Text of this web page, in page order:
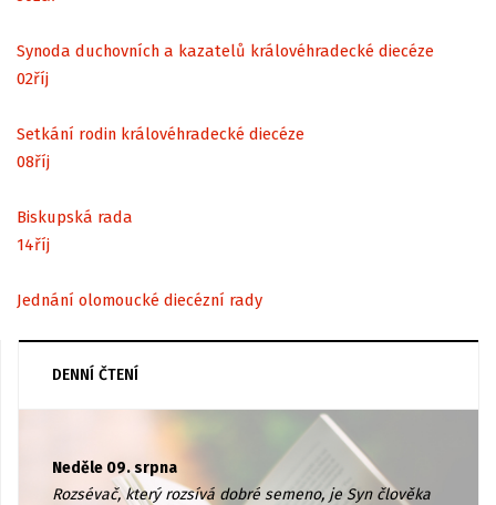
Synoda duchovních a kazatelů královéhradecké diecéze
02říj
Setkání rodin královéhradecké diecéze
08říj
Biskupská rada
14říj
Jednání olomoucké diecézní rady
DENNÍ ČTENÍ
Neděle 09. srpna
Rozsévač, který rozsívá dobré semeno, je Syn člověka